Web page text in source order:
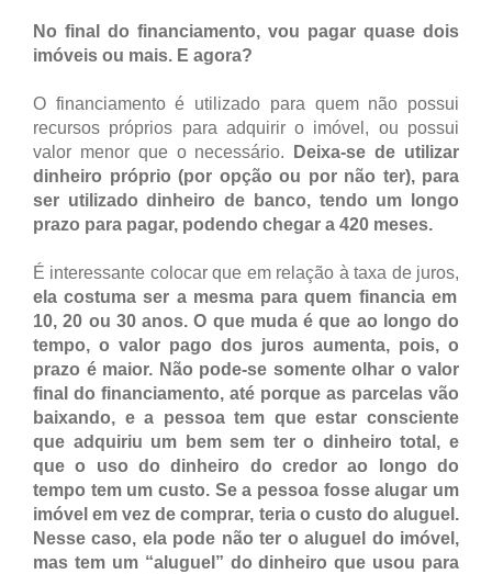
No final do financiamento, vou pagar quase dois
imóveis ou mais. E agora?
O financiamento é utilizado para quem não possui
recursos próprios para adquirir o imóvel, ou possui
valor menor que o necessário.
Deixa-se de utilizar
dinheiro próprio (por opção ou por não ter), para
ser utilizado dinheiro de banco, tendo um longo
prazo para pagar, podendo chegar a 420 meses.
É interessante colocar que em relação à taxa de juros,
ela costuma ser a mesma para quem financia em
10, 20 ou 30 anos. O que muda é que ao longo do
tempo, o valor pago dos juros aumenta, pois, o
prazo é maior. Não pode-se somente olhar o valor
final do financiamento, até porque as parcelas vão
baixando, e a pessoa tem que estar consciente
que adquiriu um bem sem ter o dinheiro total, e
que o uso do dinheiro do credor ao longo do
tempo tem um custo. Se a pessoa fosse alugar um
imóvel em vez de comprar, teria o custo do aluguel.
Nesse caso, ela pode não ter o aluguel do imóvel,
mas tem um “aluguel” do dinheiro que usou para